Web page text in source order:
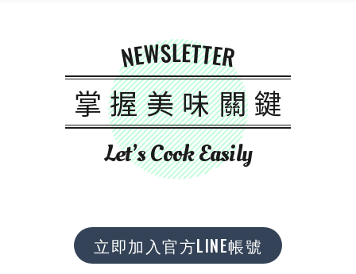
NEWSLETTER
掌握美味關鍵
Let’s Cook Easily
立即加入官方LINE帳號